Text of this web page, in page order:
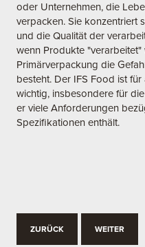
oder Unternehmen, die
verpacken. Sie konzentriert
und die Qualität der
wenn Produkte
Primärverpackung die
besteht. Der IFS Food ist
wichtig, insbesondere für
er viele Anforderungen
Spezifikationen enthält.
ZURÜCK WEITER